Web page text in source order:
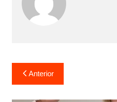
Anterior